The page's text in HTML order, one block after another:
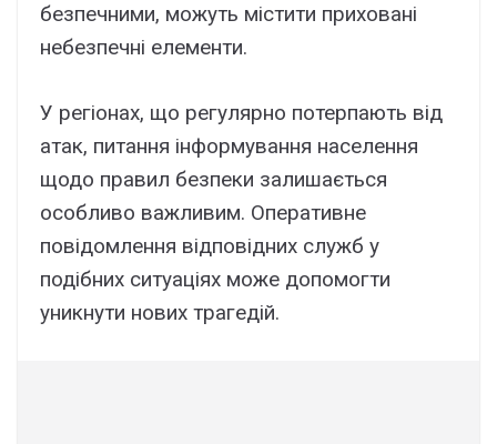
безпечними, можуть містити приховані
небезпечні елементи.
У регіонах, що регулярно потерпають від
атак, питання інформування населення
щодо правил безпеки залишається
особливо важливим. Оперативне
повідомлення відповідних служб у
подібних ситуаціях може допомогти
уникнути нових трагедій.